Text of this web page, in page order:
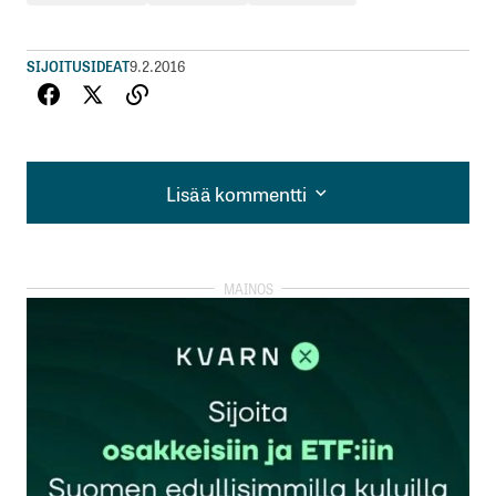
SIJOITUSIDEAT9.2.2016
Lisää kommentti
Lisää kommentti
kirjautua
rekisteröityä